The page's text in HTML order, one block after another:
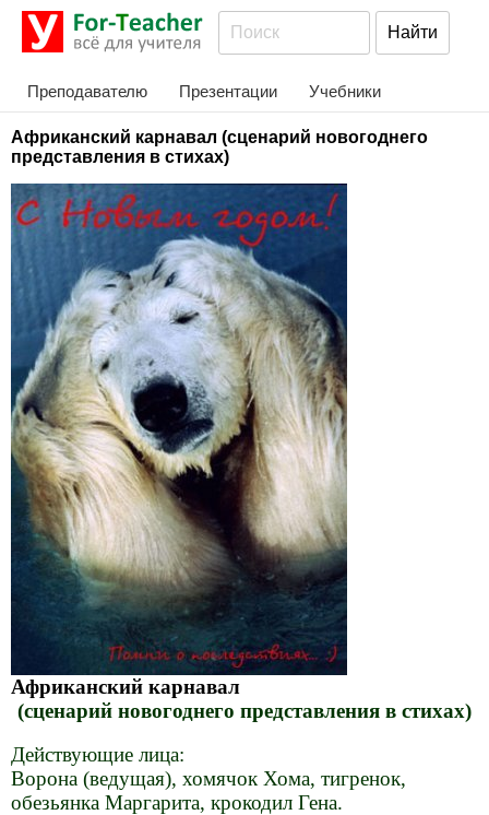
Преподавателю Презентации Учебники
Африканский карнавал (сценарий новогоднего
представления в стихах)
Африканский карнавал
(сценарий новогоднего представления в стихах)
Действующие лица:
Ворона (ведущая), хомячок Хома, тигренок,
обезьянка Маргарита, крокодил Гена.